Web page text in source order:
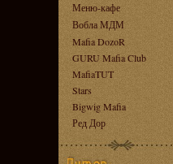
Меню-кафе
Вобла МДМ
Mafia DozoR
GURU Mafia Club
MafiaTUT
Stars
Bigwig Mafia
Ред Дор